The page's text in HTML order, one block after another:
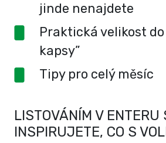
jinde nenajdete
Praktická velikost do
kapsy”
Tipy pro celý měsíc
LISTOVÁNÍM V ENTERU
INSPIRUJETE, CO S